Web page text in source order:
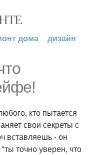
дома дизайн
кто пытается
свои секреты с
вставляешь - он
точно уверен, что